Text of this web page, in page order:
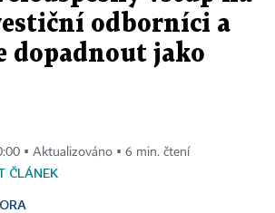
odborníci a
dopadnout jako
▪ Aktualizováno ▪ 6 min. čtení
ČLÁNEK